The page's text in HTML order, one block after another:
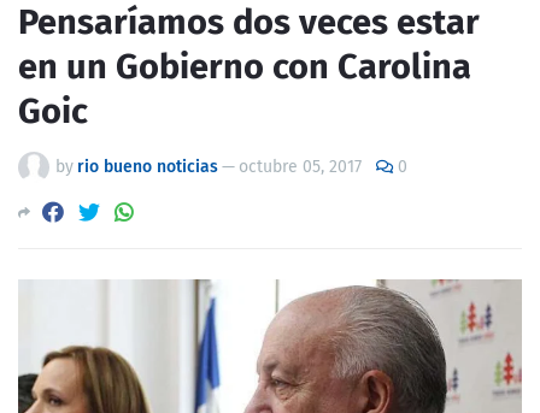
Pensaríamos dos veces estar
en un Gobierno con Carolina
Goic
by rio bueno noticias— octubre 05, 2017 0